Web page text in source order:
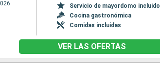
Servicio de mayordomo incluido
Cocina gastronómica
Comidas incluidas
VER LAS OFERTAS